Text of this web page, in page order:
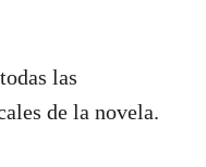
las
de la novela.